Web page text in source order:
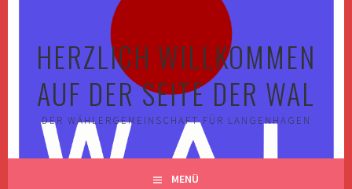
HERZLICH WILLKOMMEN
AUF DER SEITE DER WAL
DER WÄHLERGEMEINSCHAFT FÜR LANGENHAGEN
MENÜ